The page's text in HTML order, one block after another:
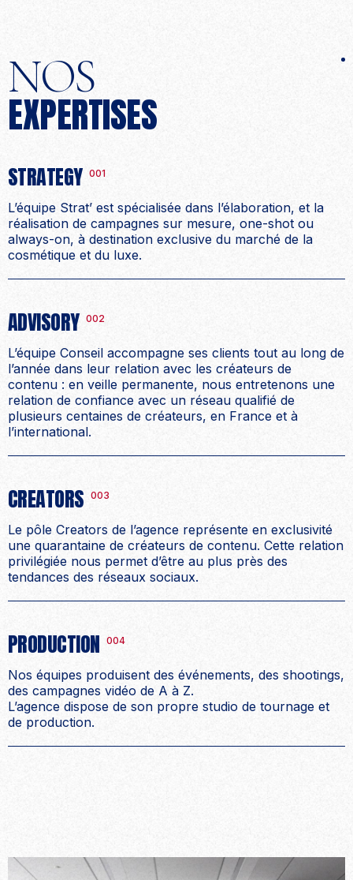
NOS
EXPERTISES
STRATEGY 001
L’équipe Strat’ est spécialisée dans l’élaboration, et la
réalisation de campagnes sur mesure, one-shot ou
always-on, à destination exclusive du marché de la
cosmétique et du luxe.
ADVISORY 002
L’équipe Conseil accompagne ses clients tout au long de
l’année dans leur relation avec les créateurs de
contenu : en veille permanente, nous entretenons une
relation de confiance avec un réseau qualifié de
plusieurs centaines de créateurs, en France et à
l’international.
CREATORS 003
Le pôle Creators de l’agence représente en exclusivité
une quarantaine de créateurs de contenu. Cette relation
privilégiée nous permet d’être au plus près des
tendances des réseaux sociaux.
PRODUCTION 004
Nos équipes produisent des événements, des shootings,
des campagnes vidéo de A à Z.
L’agence dispose de son propre studio de tournage et
de production.